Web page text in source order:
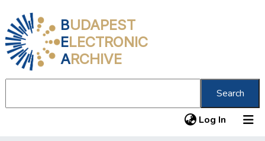
BUDAPEST
ELECTRONIC
ARCHIVE
Search
Log In (current)